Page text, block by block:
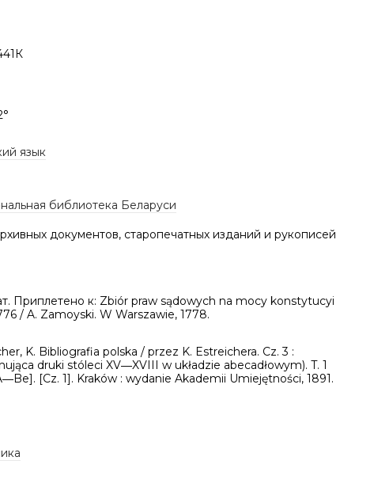
язык
библиотека Беларуси
документов, старопечатных изданий и рукописей
Приплетено к: Zbiór praw sądowych na mocy konstytucyi
/ A. Zamoyski. W Warszawie, 1778.
K. Bibliografia polska / przez K. Estreichera. Cz. 3 :
druki stóleci XV―XVIII w układzie abecadłowym). T. 1
[Cz. 1]. Kraków : wydanie Akademii Umiejętności, 1891.